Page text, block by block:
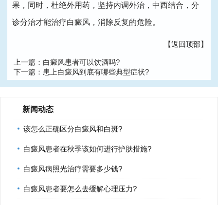
果，同时，杜绝外用药，坚持内调外治，中西结合，分
诊分治才能治疗白癜风，消除反复的危险。
【返回顶部】
上一篇： 白癜风患者可以饮酒吗?
下一篇： 患上白癜风到底有哪些典型症状?
新闻动态
该怎么正确区分白癜风和白斑?
白癜风患者在秋季该如何进行护肤措施?
白癜风病照光治疗需要多少钱?
白癜风患者要怎么去缓解心理压力?